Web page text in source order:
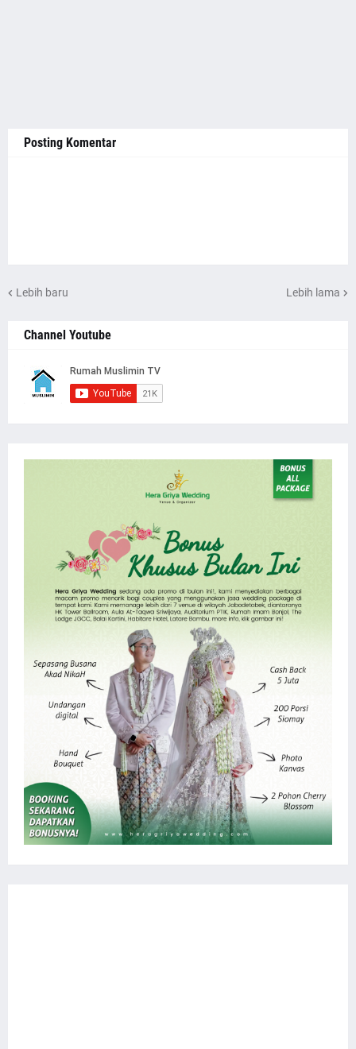
Posting Komentar
Lebih baru Lebih lama
Channel Youtube